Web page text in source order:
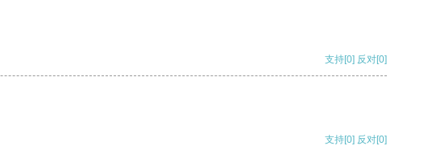
支持[0] 反对[0]
支持[0] 反对[0]